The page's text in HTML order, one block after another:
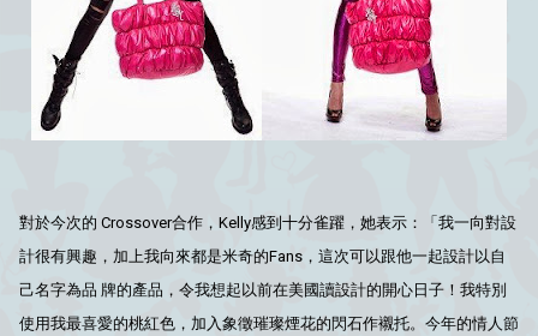
對於今次的 Crossover合作，Kelly感到十分雀躍，她表示：「我一向對設
計很有興趣，加上我向來都是米奇的Fans，這次可以跟他一起設計以自
己名字為品 牌的產品，令我想起以前在美國讀設計的開心日子！我特別
使用我最喜愛的桃紅色，加入象徵璀璨煙花的閃石作襯托。今年的情人節